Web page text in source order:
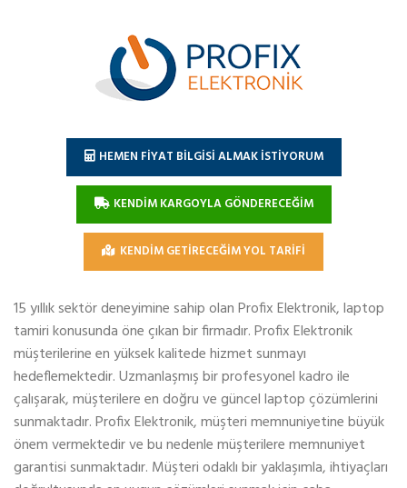
HEMEN FİYAT BİLGİSİ ALMAK İSTİYORUM
KENDİM KARGOYLA GÖNDERECEĞİM
KENDİM GETİRECEĞİM YOL TARİFİ
15 yıllık sektör deneyimine sahip olan Profix Elektronik, laptop
tamiri konusunda öne çıkan bir firmadır. Profix Elektronik
müşterilerine en yüksek kalitede hizmet sunmayı
hedeflemektedir. Uzmanlaşmış bir profesyonel kadro ile
çalışarak, müşterilere en doğru ve güncel laptop çözümlerini
sunmaktadır. Profix Elektronik, müşteri memnuniyetine büyük
önem vermektedir ve bu nedenle müşterilere memnuniyet
garantisi sunmaktadır. Müşteri odaklı bir yaklaşımla, ihtiyaçları